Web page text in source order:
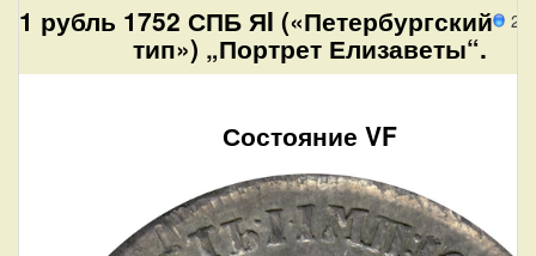
1 рубль 1752 СПБ ЯI («Петербургский
тип») „Портрет Елизаветы“.
Состояние VF